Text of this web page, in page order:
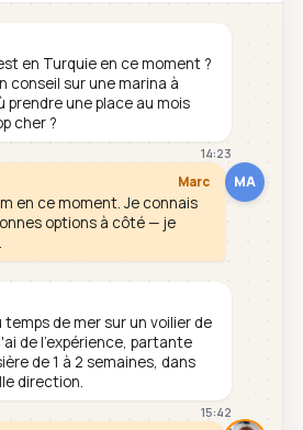
en Turquie en ce moment ?
conseil sur une marina à
prendre une place au mois
cher ?
14:23
MA
Marc
en ce moment. Je connais
options à côté — je
de mer sur un voilier de
de l'expérience, partante
de 1 à 2 semaines, dans
direction.
15:42